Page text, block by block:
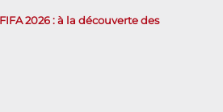
2026 : à la découverte des